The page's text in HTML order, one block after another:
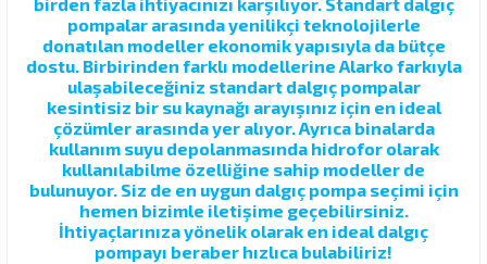
pompalar arasında yenilikçi teknolojilerle
donatılan modeller ekonomik yapısıyla da bütçe
dostu. Birbirinden farklı modellerine Alarko farkıyla
ulaşabileceğiniz standart dalgıç pompalar
kesintisiz bir su kaynağı arayışınız için en ideal
çözümler arasında yer alıyor. Ayrıca binalarda
kullanım suyu depolanmasında hidrofor olarak
kullanılabilme özelliğine sahip modeller de
bulunuyor. Siz de en uygun dalgıç pompa seçimi için
hemen bizimle iletişime geçebilirsiniz.
İhtiyaçlarınıza yönelik olarak en ideal dalgıç
pompayı beraber hızlıca bulabiliriz!